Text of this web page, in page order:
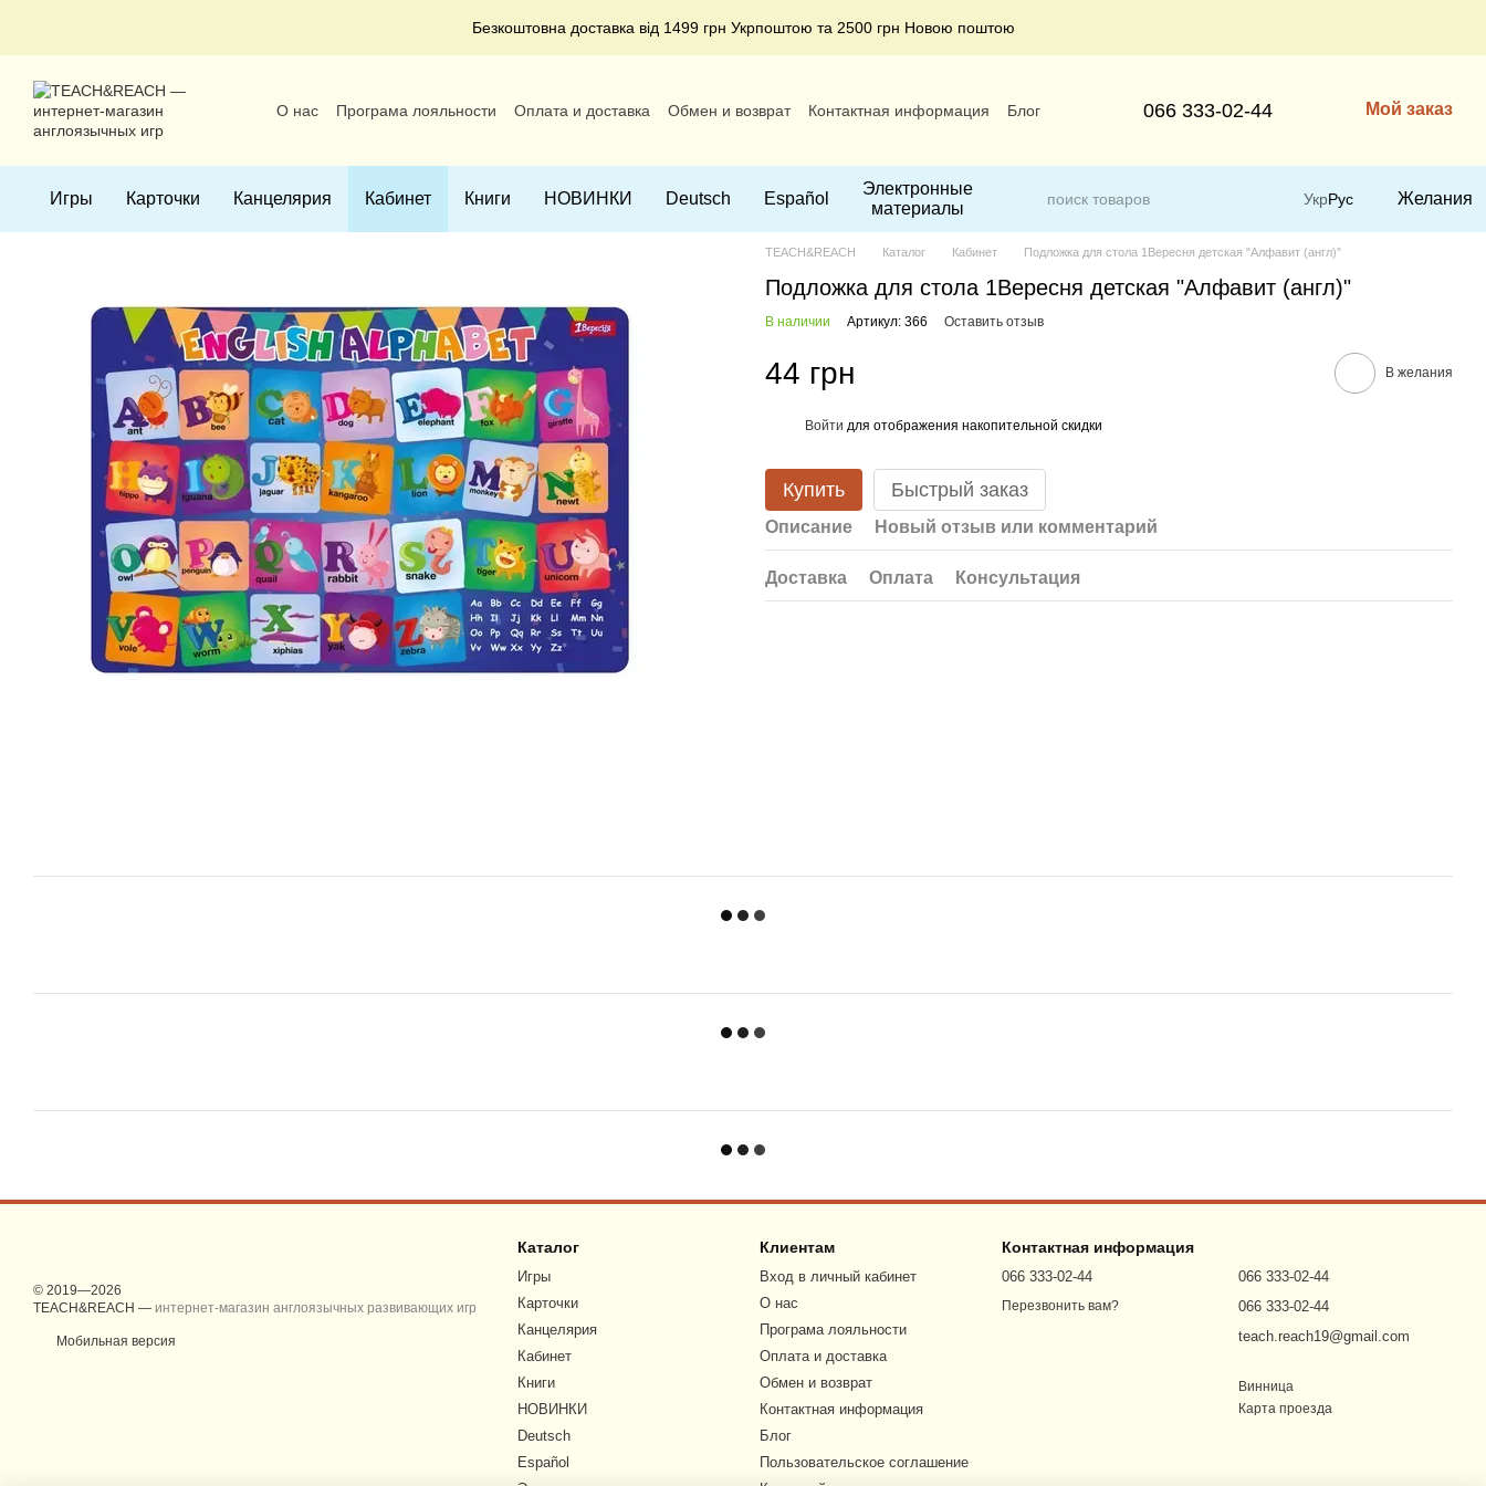
Безкоштовна доставка від 1499 грн Укрпоштою та 2500 грн Новою поштою
О нас Програма лояльности Оплата и доставка Обмен и возврат Контактная информация
Блог
066 333-02-44 Мой заказ
Игры Карточки Канцелярия Кабинет Книги НОВИНКИ Deutsch Español
Электронные
материалы
УкрРус Желания
TEACH&REACH Каталог Кабинет Подложка для стола 1Вересня детская "Алфавит (англ)"
Подложка для стола 1Вересня детская "Алфавит (англ)"
В наличии Артикул: 366 Оставить отзыв
44 грн В желания
Войти для отображения накопительной скидки
Купить Быстрый заказ
Описание Новый отзыв или комментарий
Доставка Оплата Консультация
© 2019—2026
TEACH&REACH — интернет-магазин англоязычных развивающих игр
Мобильная версия
Каталог
Игры
Карточки
Канцелярия
Кабинет
Книги
НОВИНКИ
Deutsch
Español
Клиентам
Вход в личный кабинет
О нас
Програма лояльности
Оплата и доставка
Обмен и возврат
Контактная информация
Блог
Пользовательское соглашение
Контактная информация
066 333-02-44
Перезвонить вам?
066 333-02-44
066 333-02-44
teach.reach19@gmail.com
Винница
Карта проезда